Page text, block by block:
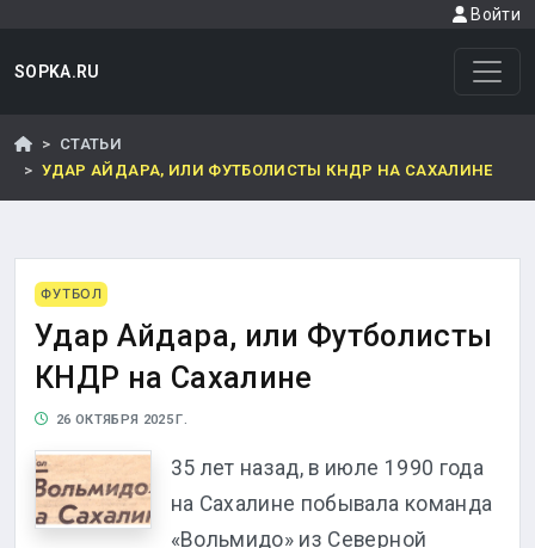
Войти
SOPKA.RU
СТАТЬИ
УДАР АЙДАРА, ИЛИ ФУТБОЛИСТЫ КНДР НА САХАЛИНЕ
ФУТБОЛ
Удар Айдара, или Футболисты
КНДР на Сахалине
26 ОКТЯБРЯ 2025 Г.
35 лет назад, в июле 1990 года
на Сахалине побывала команда
«Вольмидо» из Северной